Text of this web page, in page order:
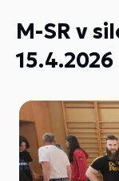
M-SR v
15.4.2026